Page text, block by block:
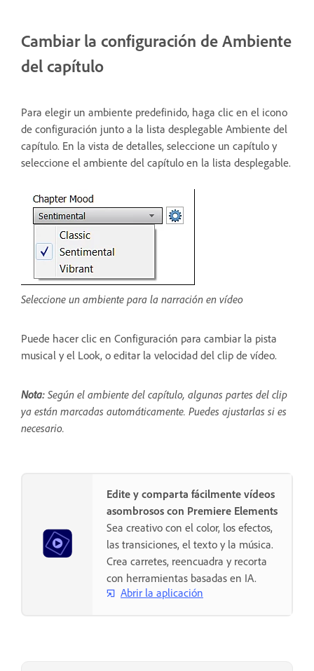
Cambiar la configuración de Ambiente
del capítulo
Para elegir un ambiente predefinido, haga clic en el icono
de configuración junto a la lista desplegable Ambiente del
capítulo. En la vista de detalles, seleccione un capítulo y
seleccione el ambiente del capítulo en la lista desplegable.
Seleccione un ambiente para la narración en vídeo
Puede hacer clic en Configuración para cambiar la pista
musical y el Look, o editar la velocidad del clip de vídeo.
Nota: Según el ambiente del capítulo, algunas partes del clip
ya están marcadas automáticamente. Puedes ajustarlas si es
necesario.
Edite y comparta fácilmente vídeos
asombrosos con Premiere Elements
Sea creativo con el color, los efectos,
las transiciones, el texto y la música.
Crea carretes, reencuadra y recorta
con herramientas basadas en IA.
Abrir la aplicación